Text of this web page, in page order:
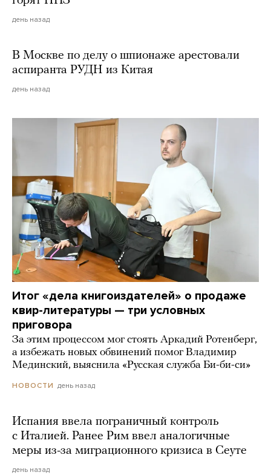
день назад
В Москве по делу о шпионаже арестовали
аспиранта РУДН из Китая
день назад
Итог «дела книгоиздателей» о продаже
квир-литературы — три условных
приговора
За этим процессом мог стоять Аркадий Ротенберг,
а избежать новых обвинений помог Владимир
Мединский, выяснила «Русская служба Би-би-си»
НОВОСТИ день назад
Испания ввела пограничный контроль
с Италией. Ранее Рим ввел аналогичные
меры из-за миграционного кризиса в Сеуте
день назад